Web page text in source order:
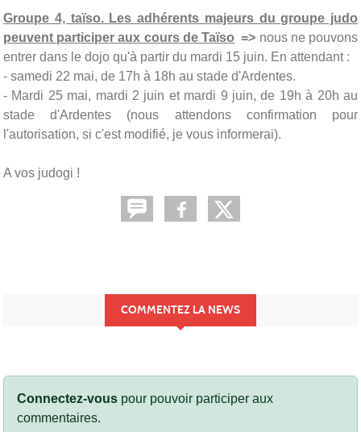
Groupe 4, taïso. Les adhérents majeurs du groupe judo
peuvent participer aux cours de Taïso => nous ne pouvons
entrer dans le dojo qu'à partir du mardi 15 juin. En attendant :
- samedi 22 mai, de 17h à 18h au stade d'Ardentes.
- Mardi 25 mai, mardi 2 juin et mardi 9 juin, de 19h à 20h au
stade d'Ardentes (nous attendons confirmation pour
l'autorisation, si c'est modifié, je vous informerai).
A vos judogi !
COMMENTEZ LA NEWS
Connectez-vous pour pouvoir participer aux
commentaires.